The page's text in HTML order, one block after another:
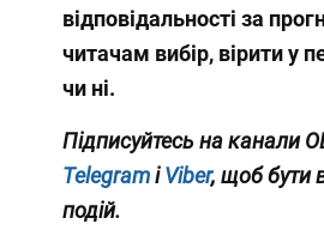
відповідальності за
читачам вибір, вірити у
чи ні.
Підписуйтесь на канали
TelegramіViber, щоб бути
подій.